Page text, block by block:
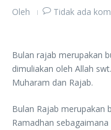
Oleh Tidak ada
Bulan rajab merupakan
dimuliakan oleh Allah
Muharam dan Rajab.
Bulan Rajab merupakan
Ramadhan